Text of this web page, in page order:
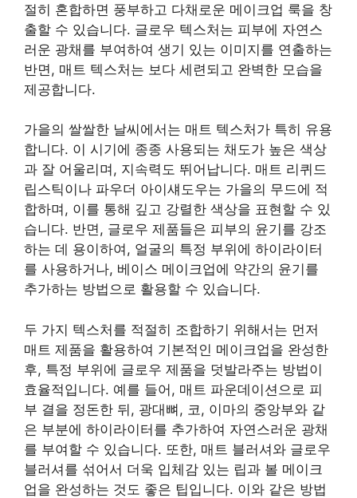
절히 혼합하면 풍부하고 다채로운 메이크업 룩을 창
출할 수 있습니다. 글로우 텍스처는 피부에 자연스
러운 광채를 부여하여 생기 있는 이미지를 연출하는
반면, 매트 텍스처는 보다 세련되고 완벽한 모습을
제공합니다.
가을의 쌀쌀한 날씨에서는 매트 텍스처가 특히 유용
합니다. 이 시기에 종종 사용되는 채도가 높은 색상
과 잘 어울리며, 지속력도 뛰어납니다. 매트 리퀴드
립스틱이나 파우더 아이섀도우는 가을의 무드에 적
합하며, 이를 통해 깊고 강렬한 색상을 표현할 수 있
습니다. 반면, 글로우 제품들은 피부의 윤기를 강조
하는 데 용이하여, 얼굴의 특정 부위에 하이라이터
를 사용하거나, 베이스 메이크업에 약간의 윤기를
추가하는 방법으로 활용할 수 있습니다.
두 가지 텍스처를 적절히 조합하기 위해서는 먼저
매트 제품을 활용하여 기본적인 메이크업을 완성한
후, 특정 부위에 글로우 제품을 덧발라주는 방법이
효율적입니다. 예를 들어, 매트 파운데이션으로 피
부 결을 정돈한 뒤, 광대뼈, 코, 이마의 중앙부와 같
은 부분에 하이라이터를 추가하여 자연스러운 광채
를 부여할 수 있습니다. 또한, 매트 블러셔와 글로우
블러셔를 섞어서 더욱 입체감 있는 립과 볼 메이크
업을 완성하는 것도 좋은 팁입니다. 이와 같은 방법